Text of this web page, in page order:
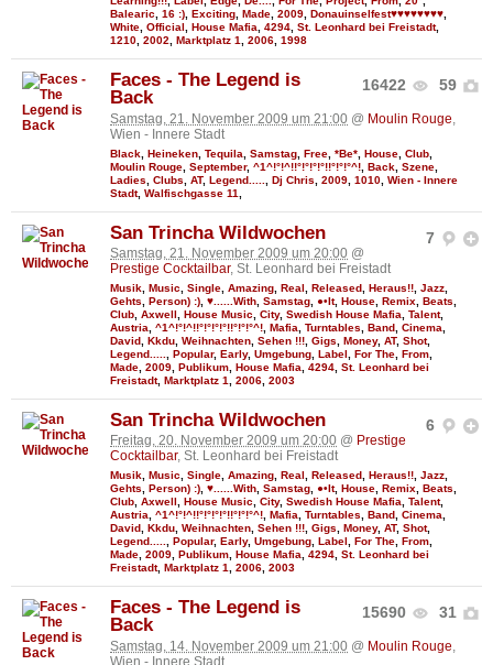
Balearic, 16 :), Exciting, Made, 2009, Donauinselfest♥♥♥♥♥♥♥♥,
White, Official , House Mafia, 4294, St. Leonhard bei Freistadt,
1210, 2002, Marktplatz 1, 2006, 1998
16422 59
Faces - The Legend is
Back
Samstag, 21. November 2009 um 21:00 @ Moulin Rouge
Wien - Innere Stadt
Black Heineken Tequila Samstag Free *Be* House Club
Moulin Rouge September, ^1^!°!^!!°!°!°!°!!°!°!°^! Back Szene
Ladies
Clubs AT, Legend..... Dj Chris 2009 1010 Wien - Innere
Stadt, Walfischgasse 11
7
San Trincha Wildwochen
Samstag, 21. November 2009 um 20:00 @
Prestige Cocktailbar, St. Leonhard bei Freistadt
Musik Music Single Amazing Real Released Heraus!! Jazz
Gehts
Person) :) ♥......With Samstag ●•It, House Remix Beats
Club Axwell House Music City, Swedish House Mafia Talent,
Austria
^1^!°!^!!°!°!°!°!!°!°!°^! Mafia Turntables Band Cinema
David Kkdu Weihnachten Sehen !!! Gigs Money, AT, Shot,
Legend.....
Popular, Early, Umgebung Label For The From
Made 2009 Publikum House Mafia 4294 St. Leonhard bei
Freistadt, Marktplatz 1 2006 2003
6
San Trincha Wildwochen
Freitag, 20. November 2009 um 20:00 @ Prestige
Cocktailbar, St. Leonhard bei Freistadt
Musik, Music, Single, Amazing, Real , Released, Heraus!!, Jazz,
Gehts, Person) :), ♥......With, Samstag, ●•It, House, Remix, Beats,
Club, Axwell , House Music, City, Swedish House Mafia, Talent,
Austria, ^1^!°!^!!°!°!°!°!!°!°!°^!, Mafia, Turntables, Band, Cinema,
David, Kkdu, Weihnachten, Sehen !!!, Gigs, Money, AT, Shot,
Legend....., Popular, Early, Umgebung, Label , For The, From,
Made, 2009, Publikum, House Mafia, 4294, St. Leonhard bei
Freistadt, Marktplatz 1, 2006, 2003
15690 31
Faces - The Legend is
Back
Samstag, 14. November 2009 um 21:00 @ Moulin Rouge,
Wien - Innere Stadt